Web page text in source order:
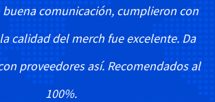
comunicación, cumplieron con
calidad del merch fue excelente. Da
proveedores así. Recomendados al
100%.